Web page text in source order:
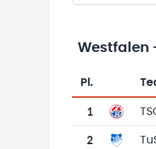
Westfalen
Tabelle mit
Pl.
1
2